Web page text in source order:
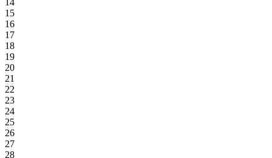
14
15
16
17
18
19
20
21
22
23
24
25
26
27
28